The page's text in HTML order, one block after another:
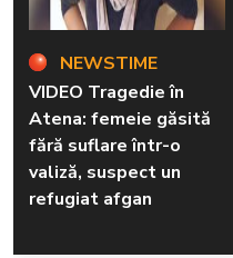
NEWSTIME
VIDEO Tragedie în
Atena: femeie găsită
fără suflare într-o
valiză, suspect un
refugiat afgan